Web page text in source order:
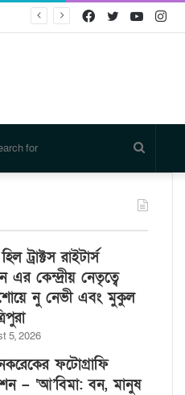
Twitter
Facebook
for
ট্রাক্টস রাইটার্স
এর কেন্দ্রীয় নেতৃত্বে
নু নেভী এবং মুকুল
5, 2026
ফটোগ্রাফি
– ‘আ’বিমা: বন, মানুষ